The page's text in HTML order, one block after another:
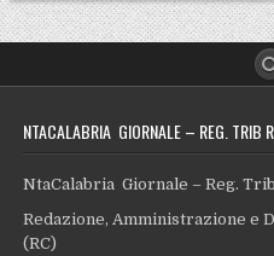
NTACALABRIA GIORNALE – REG. TRIB
NtaCalabria Giornale – Reg. Trib
Redazione, Amministrazione e
(RC)